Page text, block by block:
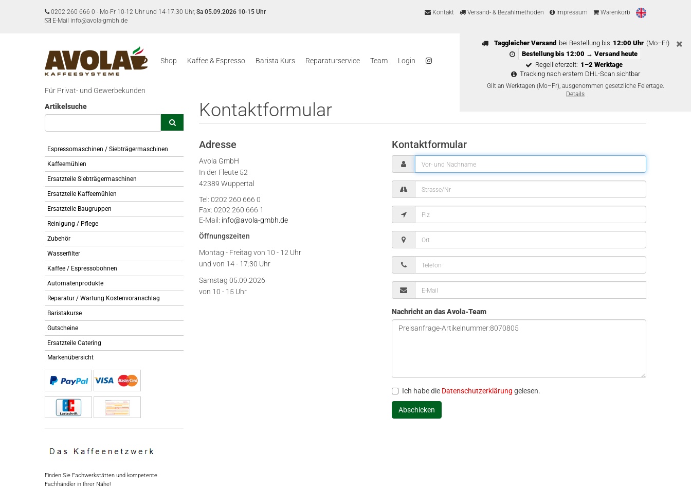
0202 260 666 0 - Mo-Fr 10-12 Uhr und 14-17:30 Uhr, Sa 05.09.2026 10-15 Uhr
E-Mail info@avola-gmbh.de
Kontakt Versand- & Bezahlmethoden Impressum Warenkorb
Taggleicher Versand bei Bestellung bis 12:00 Uhr (Mo–Fr)
Bestellung bis 12:00 → Versand heute
Regellieferzeit: 1–2 Werktage
Tracking nach erstem DHL-Scan sichtbar
Gilt an Werktagen (Mo–Fr), ausgenommen gesetzliche Feiertage.
Details
Shop Kaffee & Espresso Barista Kurs Reparaturservice Team Login
Für Privat- und Gewerbekunden
Artikelsuche
Espressomaschinen / Siebträgermaschinen
Kaffeemühlen
Ersatzteile Siebträgermaschinen
Ersatzteile Kaffeemühlen
Ersatzteile Baugruppen
Reinigung / Pflege
Zubehör
Wasserfilter
Kaffee / Espressobohnen
Automatenprodukte
Reparatur / Wartung Kostenvoranschlag
Baristakurse
Gutscheine
Ersatzteile Catering
Markenübersicht
Finden Sie Fachwerkstätten und kompetente
Fachhändler in Ihrer Nähe!
Kontaktformular
Adresse
Avola GmbH
In der Fleute 52
42389 Wuppertal
Tel: 0202 260 666 0
Fax: 0202 260 666 1
E-Mail: info@avola-gmbh.de
Öffnungszeiten
Montag - Freitag von 10 - 12 Uhr
und von 14 - 17:30 Uhr
Samstag 05.09.2026
von 10 - 15 Uhr
Kontaktformular
Nachricht an das Avola-Team
Ich habe die Datenschutzerklärung gelesen.